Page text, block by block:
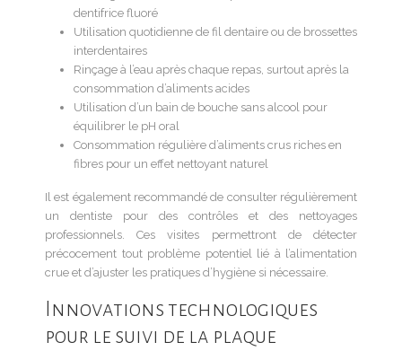
dentifrice fluoré
Utilisation quotidienne de fil dentaire ou de brossettes
interdentaires
Rinçage à l’eau après chaque repas, surtout après la
consommation d’aliments acides
Utilisation d’un bain de bouche sans alcool pour
équilibrer le pH oral
Consommation régulière d’aliments crus riches en
fibres pour un effet nettoyant naturel
Il est également recommandé de consulter régulièrement
un dentiste pour des contrôles et des nettoyages
professionnels. Ces visites permettront de détecter
précocement tout problème potentiel lié à l’alimentation
crue et d’ajuster les pratiques d’hygiène si nécessaire.
Innovations technologiques
pour le suivi de la plaque